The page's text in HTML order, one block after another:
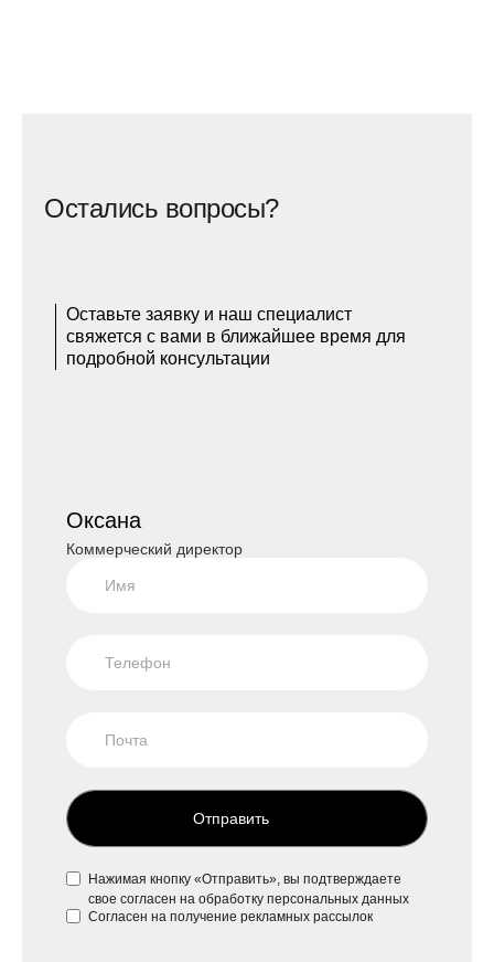
Остались вопросы?
Оставьте заявку и наш специалист
свяжется с вами в ближайшее время для
подробной консультации
Оксана
Коммерческий директор
Отправить
Нажимая кнопку «Отправить», вы подтверждаете
свое согласен на обработку персональных данных
Согласен на получение рекламных рассылок